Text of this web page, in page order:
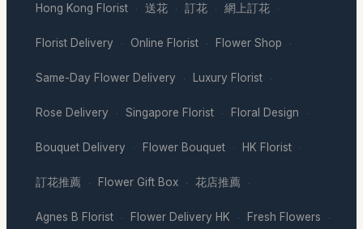
Hong Kong Florist · 送花 · 訂花 · 網上訂花 ·
Florist Delivery · Online Florist · Flower Shop ·
Same-Day Flower Delivery · Luxury Florist ·
Rose Delivery · Singapore Florist · Floral Design ·
Bouquet Delivery · Flower Bouquet · HK Florist ·
訂花推薦 · Flower Gift Box · 花店推薦 ·
Agnes B Florist · Flower Delivery HK · Fresh Flowers ·